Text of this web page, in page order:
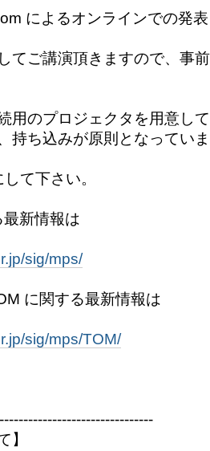
によるオンラインでの発
てご講演頂きますので、事
用のプロジェクタを用意し
持ち込みが原則となってい
て下さい。
新情報は
sig/mps/
に関する最新情報は
sig/mps/TOM/
-------------------------------
】